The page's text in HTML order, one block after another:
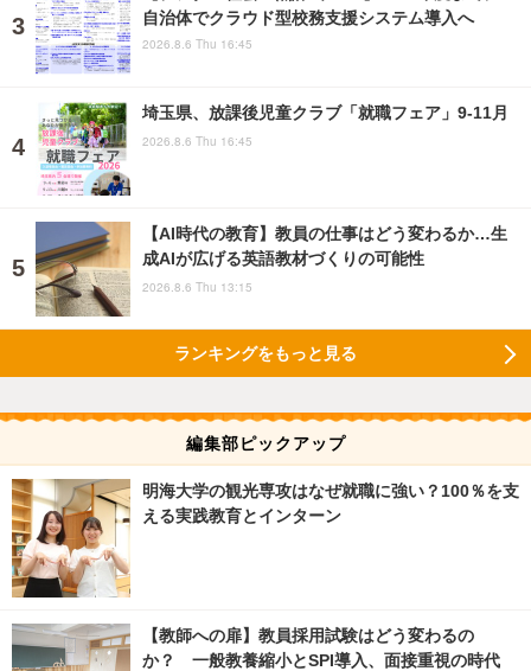
自治体でクラウド型校務支援システム導入へ
2026.8.6 Thu 16:45
埼玉県、放課後児童クラブ「就職フェア」9-11月
2026.8.6 Thu 16:45
【AI時代の教育】教員の仕事はどう変わるか…生
成AIが広げる英語教材づくりの可能性
2026.8.6 Thu 13:15
ランキングをもっと見る
編集部ピックアップ
明海大学の観光専攻はなぜ就職に強い？100％を支
える実践教育とインターン
【教師への扉】教員採用試験はどう変わるの
か？ 一般教養縮小とSPI導入、面接重視の時代